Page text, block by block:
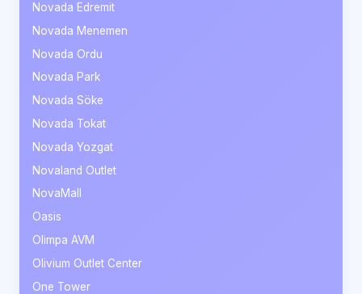
Novada Edremit
Novada Menemen
Novada Ordu
Novada Park
Novada Söke
Novada Tokat
Novada Yozgat
Novaland Outlet
NovaMall
Oasis
Olimpa AVM
Olivium Outlet Center
One Tower